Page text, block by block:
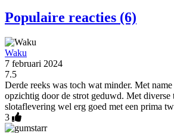
Populaire reacties (6)
Waku
7 februari 2024
7.5
Derde reeks was toch wat minder. Met
opzichtig door de strot geduwd. Met diverse
slotaflevering wel erg goed met een prima
3